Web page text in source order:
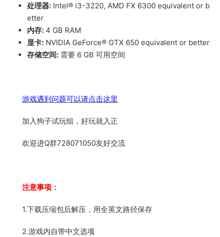
处理器: Intel® i3-3220, AMD FX 6300 equivalent or b
etter
内存: 4 GB RAM
显卡: NVIDIA GeForce® GTX 650 equivalent or better
存储空间: 需要 6 GB 可用空间
游戏遇到问题可以请点击这里
加入狗子试玩组，好玩就入正
欢迎进Q群728071050友好交流
注意事项：
1.下载压缩包后解压，用全英文路径保存
2.游戏内自带中文选项